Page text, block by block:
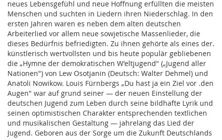
neues Lebensgefühl und neue Hoffnung erfüllten die meisten
Menschen und suchten in Liedern ihren Niederschlag. In den
ersten Jahren waren es neben dem alten deutschen
Arbeiterlied vor allem neue sowjetische Massenlieder, die
dieses Bedürfnis befriedigten. Zu ihnen gehörte als eines der.
künstlerisch wertvollsten und bis heute populär gebliebenen
die „Hymne der demokratischen W'eltjugend" („Jugend aller
Nationen") von Lew Osotjanin (Deutsch: Walter Dehmel) und
Anatoli Nowikow. Louis Fürnbergs „Du hast ja ein Ziel vor .den
Augen" war auf grund seiner — der neuen Einstellung der
deutschen Jugend zum Leben durch seine bildhafte Lyrik und
seinen optimistischen Charakter entsprechenden textlichen
und musikalischen Gestaltung — jahrelang das Lied der
Jugend. Geboren aus der Sorge um die Zukunft Deutschlands